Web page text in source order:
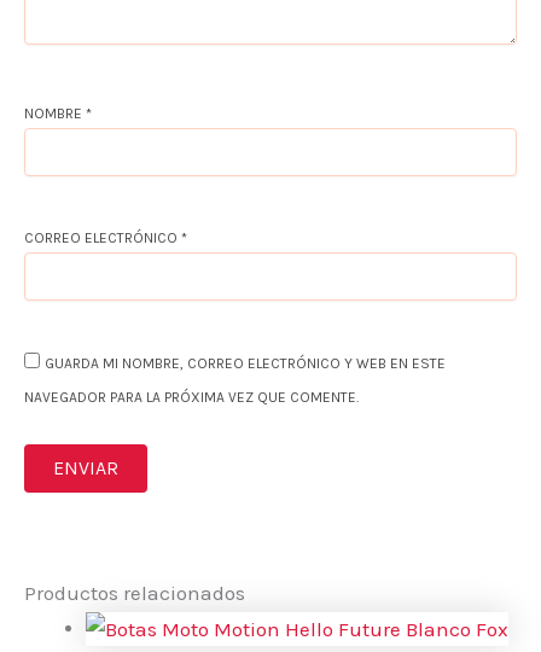
NOMBRE *
CORREO ELECTRÓNICO *
GUARDA MI NOMBRE, CORREO ELECTRÓNICO Y WEB EN ESTE
NAVEGADOR PARA LA PRÓXIMA VEZ QUE COMENTE.
Productos relacionados